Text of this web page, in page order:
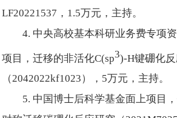
LF20221537，1.5万元，主持。
4. 中央高校基本科研业务费专项
项目，迁移的非活化C(sp3)-H键硼化
（2042022kf1023），5万元，主持。
5. 中国博士后科学基金面上项目